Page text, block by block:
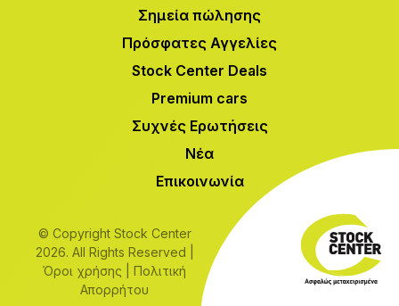
Σημεία πώλησης
Πρόσφατες Αγγελίες
Stock Center Deals
Premium cars
Συχνές Ερωτήσεις
Νέα
Επικοινωνία
© Copyright Stock Center
2026. All Rights Reserved |
Όροι χρήσης |Πολιτική
Απορρήτου